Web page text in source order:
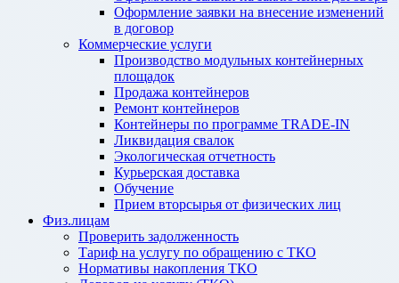
Оформление заявки на внесение изменений
в договор
Коммерческие услуги
Производство модульных контейнерных
площадок
Продажа контейнеров
Ремонт контейнеров
Контейнеры по программе TRADE-IN
Ликвидация свалок
Экологическая отчетность
Курьерская доставка
Обучение
Прием вторсырья от физических лиц
Физ.лицам
Проверить задолженность
Тариф на услугу по обращению с ТКО
Нормативы накопления ТКО